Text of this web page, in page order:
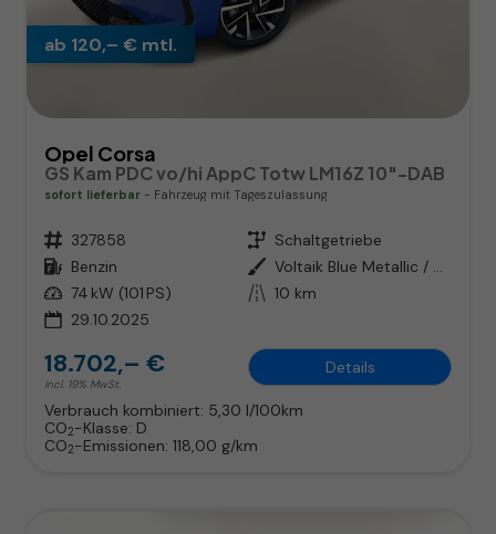
ab 120,– € mtl.
Opel Corsa
GS Kam PDC vo/hi AppC Totw LM16Z 10"-DAB
sofort lieferbar Fahrzeug mit Tageszulassung
Fahrzeugnr. 327858 Getriebe Schaltgetriebe
Kraftstoff Benzin Außenfarbe
Voltaik Blue Metallic / Dach: sc
Leistung 74 kW (101 PS) Kilometerstand 10 km
29.10.2025
18.702,– €
incl. 19% MwSt.
Details
Verbrauch kombiniert: 5,30 l/100km
CO2-Klasse: D
CO2-Emissionen: 118,00 g/km